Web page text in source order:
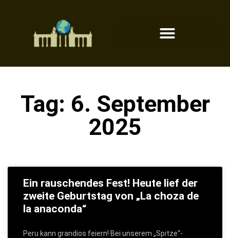
Tag: 6. September
2025
Ein rauschendes Fest! Heute lief der
zweite Geburtstag von „La choza de
la anaconda“
Peru kann grandios feiern! Bei unserem „Spitze“-